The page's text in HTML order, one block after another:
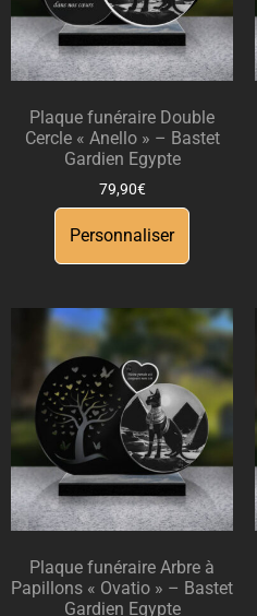
Plaque funéraire Double
Cercle « Anello » – Bastet
Gardien Egypte
79,90€
Personnaliser
Plaque funéraire Arbre à
Papillons « Ovatio » – Bastet
Gardien Egypte